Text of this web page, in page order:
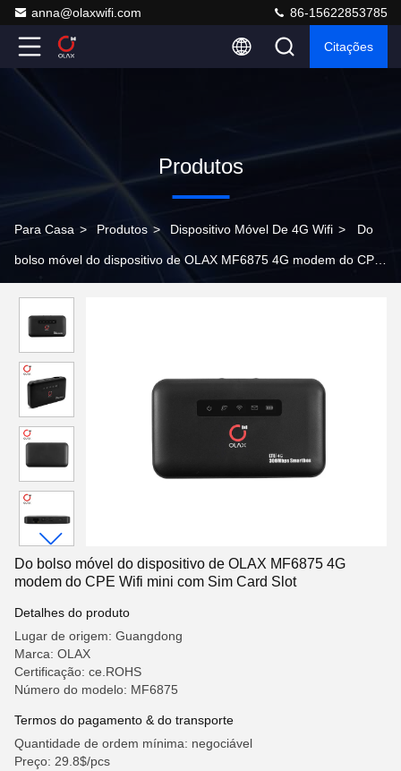
anna@olaxwifi.com 86-15622853785
Citações
Produtos
Para Casa > Produtos > Dispositivo Móvel De 4G Wifi > Do
bolso móvel do dispositivo de OLAX MF6875 4G modem do CPE
Do bolso móvel do dispositivo de OLAX MF6875 4G
modem do CPE Wifi mini com Sim Card Slot
Detalhes do produto
Lugar de origem: Guangdong
Marca: OLAX
Certificação: ce.ROHS
Número do modelo: MF6875
Termos do pagamento & do transporte
Quantidade de ordem mínima: negociável
Preço: 29.8$/pcs